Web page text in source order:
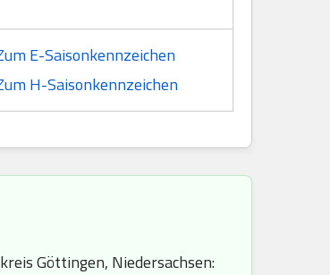
E-Saisonkennzeichen
H-Saisonkennzeichen
Göttingen, Niedersachsen: